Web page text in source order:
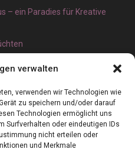
verwalten
verwenden wir Technologien wie
zu speichern und/oder darauf
Technologien ermöglicht uns
Surfverhalten oder eindeutigen IDs
nicht erteilen oder
und Merkmale
– ein Paradies für Kreative